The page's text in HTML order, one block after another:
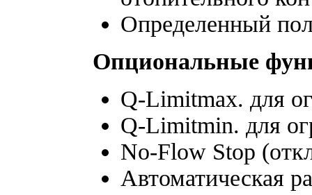
Определенный
Опциональные
Q-Limitmax. для
Q-Limitmin. для
No-Flow Stop
Автоматическая